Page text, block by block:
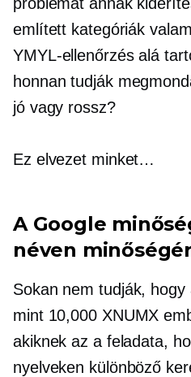
említett kategóriák
YMYL-ellenőrzés alá
honnan tudják
jó vagy rossz?
Ez elvezet minket…
A Google
néven
Sokan nem tudják,
mint 10,000 XNUMX
akiknek az a feladata,
nyelveken különböző